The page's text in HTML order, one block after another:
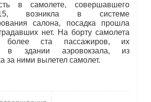
в самолете, совершавшего
возникла в системе
салона, посадка прошла
нет. На борту самолета
более ста пассажиров, их
в здании аэровокзала, из
за ними вылетел самолет.